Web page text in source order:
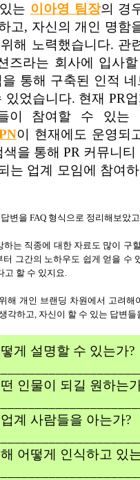
는 이아영 팀장의 경
고, 자신의 개인 명함
해 노력했습니다. 관
즈라는 회사에 입사
통해 구축된 인적
있었습니다. 현재 PR
이 참여할 수 있는
이 현재에도 운영되
을 통해 PR 커뮤니티
는 업계 모임에 참여
변을 FAQ 형식으로 정리해보았
는 직종에 대한 자료도 많이 구
그간의 노하우도 쉽게 얻을 수
고 할 수 있지요
해 개인 브랜딩 차원에서 고려
각하고 자신이 할 수 있는 답변
게 설명할 수 있는가?
인물이 되길 원하는
계 사람들을 아는가?
어떻게 인식하고 있